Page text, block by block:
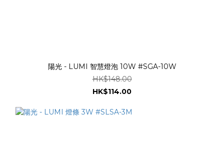
陽光 - LUMI 智慧燈泡 10W #SGA-10W
HK$148.00
HK$114.00